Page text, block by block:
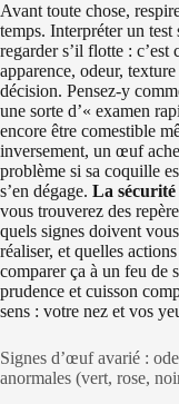
Avant toute chose,
temps. Interpréter un
regarder s’il flotte :
apparence, odeur,
décision. Pensez-y
une sorte d’« examen
encore être comestible
inversement, un œuf
problème si sa coquille
s’en dégage. La
vous trouverez des
quels signes doivent
réaliser, et quelles
comparer ça à un feu de
prudence et cuisson
sens : votre nez et vos
Signes d’œuf avarié :
anormales (vert, rose,